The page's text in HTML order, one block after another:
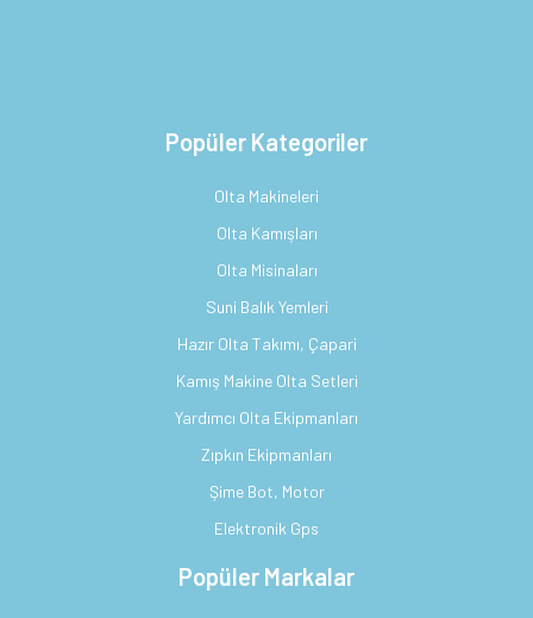
Popüler Kategoriler
Olta Makineleri
Olta Kamışları
Olta Misinaları
Suni Balık Yemleri
Hazır Olta Takımı, Çapari
Kamış Makine Olta Setleri
Yardımcı Olta Ekipmanları
Zıpkın Ekipmanları
Şime Bot, Motor
Elektronik Gps
Popüler Markalar